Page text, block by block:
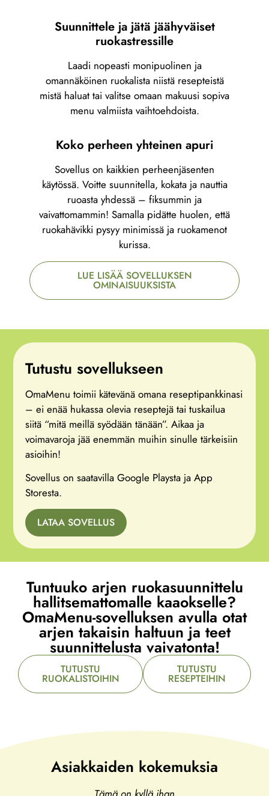
Suunnittele ja jätä jäähyväiset
ruokastressille
Laadi nopeasti monipuolinen ja
omannäköinen ruokalista niistä resepteistä
mistä haluat tai valitse omaan makuusi sopiva
menu valmiista vaihtoehdoista.
Koko perheen yhteinen apuri
Sovellus on kaikkien perheenjäsenten
käytössä. Voitte suunnitella, kokata ja nauttia
ruoasta yhdessä – fiksummin ja
vaivattomammin! Samalla pidätte huolen, että
ruokahävikki pysyy minimissä ja ruokamenot
kurissa.
LUE LISÄÄ SOVELLUKSEN
OMINAISUUKSISTA
Tutustu sovellukseen
OmaMenu toimii kätevänä omana reseptipankkinasi
– ei enää hukassa olevia reseptejä tai tuskailua
siitä “mitä meillä syödään tänään”. Aikaa ja
voimavaroja jää enemmän muihin sinulle tärkeisiin
asioihin!
Sovellus on saatavilla Google Playsta ja App
Storesta.
LATAA SOVELLUS
Tuntuuko arjen ruokasuunnittelu
hallitsemattomalle kaaokselle?
OmaMenu-sovelluksen avulla otat
arjen takaisin haltuun ja teet
suunnittelusta vaivatonta!
TUTUSTU
RUOKALISTOIHIN
TUTUSTU
RESEPTEIHIN
Asiakkaiden kokemuksia